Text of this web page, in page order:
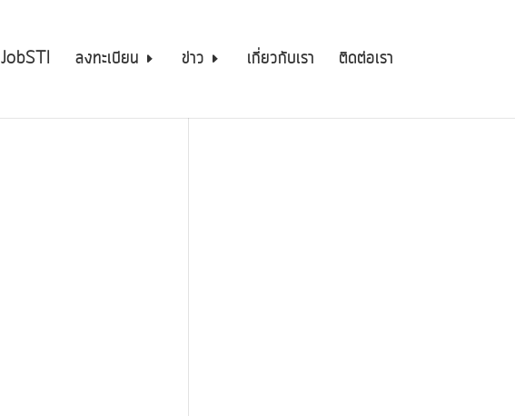
JobSTI ลงทะเบียน ข่าว เกี่ยวกับเรา ติดต่อเรา